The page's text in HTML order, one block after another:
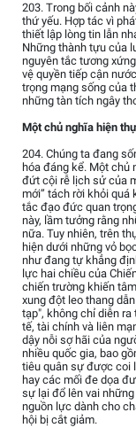
203. Trong bối cảnh
thứ yếu. Hợp tác vì
thiết lập lòng tin lẫn
Những thành tựu của
nguyên tắc tương
vệ quyền tiếp cận
trọng mạng sống của
những tàn tích ngây
Một chủ nghĩa hiện
204. Chúng ta đang
hóa đáng kể. Một chủ
đứt cội rễ lịch sử của
mới” tách rời khỏi quá
tắc đạo đức quan
này, lầm tưởng rằng
nữa. Tuy nhiên, trên
hiện dưới những vỏ
như đang tự khẳng
lực hai chiều của
chiến trường khiến
xung đột leo thang
tạp", không chỉ diễn
tế, tài chính và liên
dậy nỗi sợ hãi của
nhiều quốc gia, bao
tiêu quân sự được coi
hay các mối đe dọa
sự lại đổ lên vai
nguồn lực dành cho
hội bị cắt giảm.